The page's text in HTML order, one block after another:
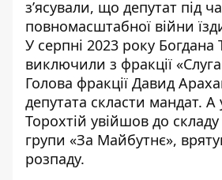
з’ясували, що депутат під
повномасштабної війни
У серпні 2023 року Богдана
виключили з фракції
Голова фракції Давид
депутата скласти мандат. А
Торохтій увійшов до
групи «За Майбутнє»,
розпаду.